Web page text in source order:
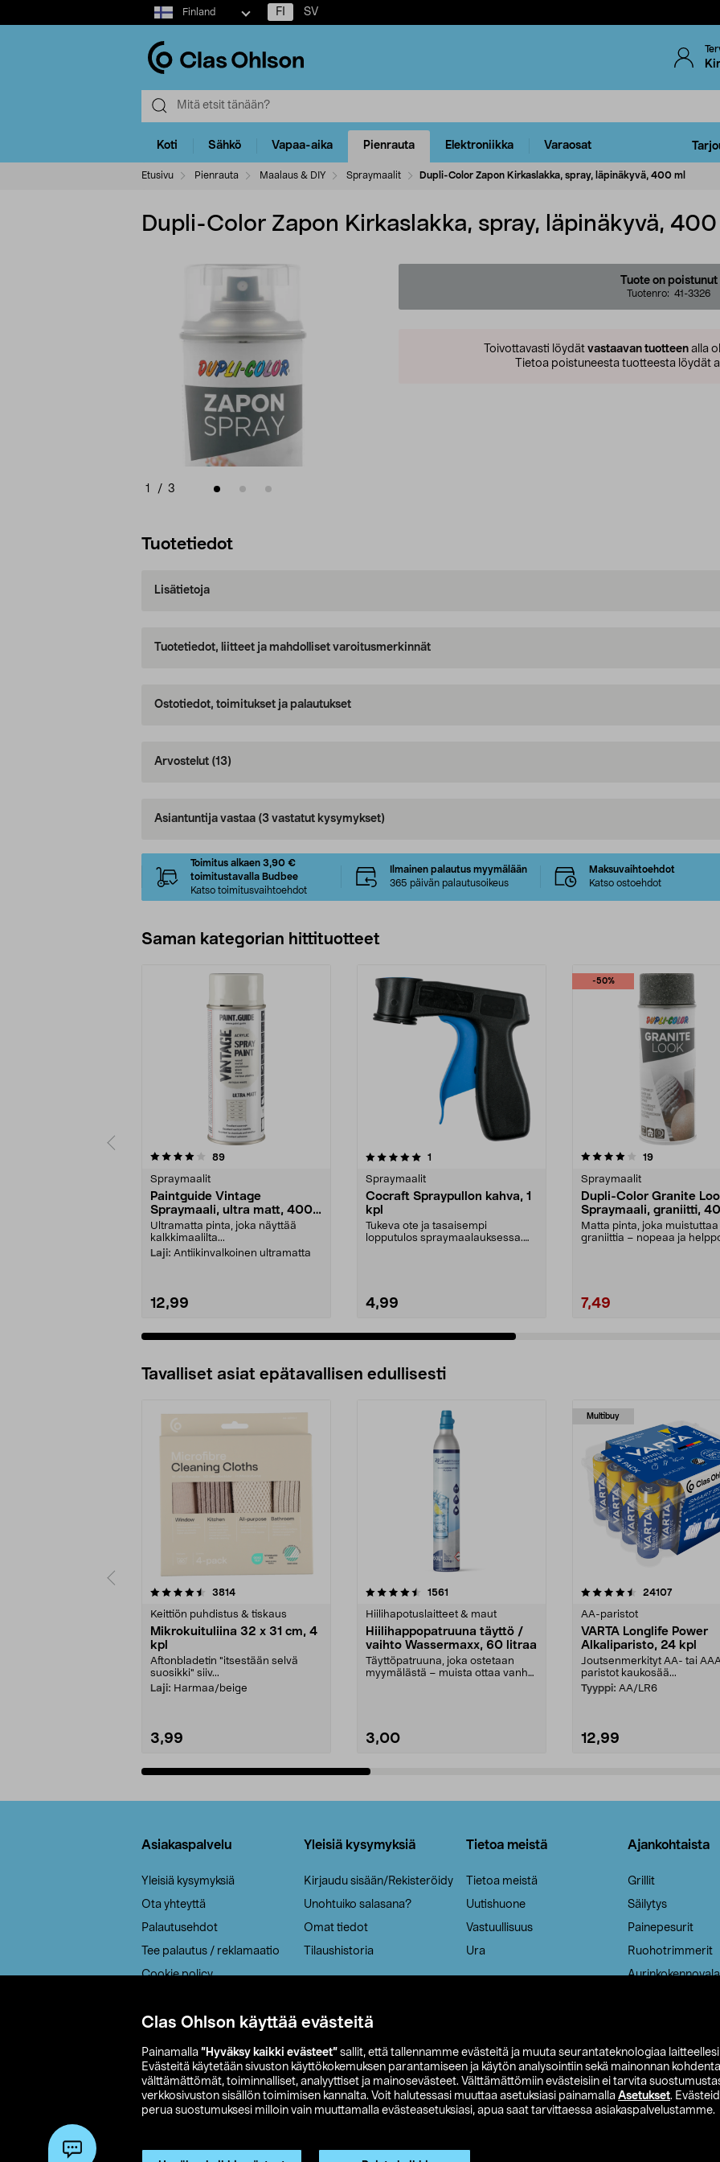
Clas Ohlson käyttää evästeitä
Painamalla ”Hyväksy kaikki evästeet” sallit, että tallennamme evästeitä ja muuta seurantateknologiaa laitteellesi
Evästeitä käytetään sivuston käyttökokemuksen parantamiseen ja käytön analysointiin sekä mainonnan
välttämättömät, toiminnalliset, analyyttiset ja mainosevästeet. Välttämättömiin evästeisiin ei tarvita
verkkosivuston sisällön toimimisen kannalta. Voit halutessasi muuttaa asetuksiasi painamalla Asetukset.
perua suostumuksesi milloin vain muuttamalla evästeasetuksiasi, apua saat tarvittaessa asiakaspalvelustamme.
Select
market
Finland FI SV
Koti Sähkö Vapaa-aika Pienrauta Elektroniikka Varaosat
Etusivu Pienrauta Maalaus & DIY Spraymaalit Dupli-Color Zapon Kirkaslakka, spray, läpinäkyvä, 400 ml
Dupli-Color Zapon Kirkaslakka, spray, läpinäkyvä, 400
1 / 3
Tuote on poistunut
Tuotenro: 41-3326
Toivottavasti löydät vastaavan tuotteen alla
Tietoa poistuneesta tuotteesta löydät
Tuotetiedot
Lisätietoja
Tuotetiedot, liitteet ja mahdolliset varoitusmerkinnät
Ostotiedot, toimitukset ja palautukset
Arvostelut (13)
Asiantuntija vastaa (3 vastatut kysymykset)
Toimitus alkaen 3,90 €
toimitustavalla Budbee
Katso toimitusvaihtoehdot
Ilmainen palautus myymälään
365 päivän palautusoikeus
Maksuvaihtoehdot
Katso ostoehdot
Saman kategorian hittituotteet
89arvostelut
Spraymaalit
Paintguide Vintage
Spraymaali, ultra matt, 400
ml
Ultramatta pinta, joka näyttää
kalkkimaalilta...
Laji: Antiikinvalkoinen ultramatta
12,99
5.0 viidestä
1
Spraymaalit
Cocraft Spraypullon kahva, 1
kpl
Tukeva ote ja tasaisempi
lopputulos spraymaalauksessa.
4,99
-50%
4.0 viidestä
19arvostelut
Spraymaalit
Dupli-Color Granite
Spraymaali, graniitti,
Matta pinta, joka muistuttaa
graniittia – nopeaa ja
7,49
4.5 viidestä
Tavalliset asiat epätavallisen edullisesti
3814arvostelut
Keittiön puhdistus & tiskaus
Mikrokuituliina 32 x 31 cm, 4
kpl
Aftonbladetin "itsestään selvä
suosikki" siiv...
Laji: Harmaa/beige
3,99
4.5viidestä
1561
Hiilihapotuslaitteet & maut
Hiilihappopatruuna täyttö /
vaihto Wassermaxx, 60 litraa
Täyttöpatruuna, joka ostetaan
myymälästä – muista ottaa vanha
3,00
Multibuy
4.5viidestä
24107arvostelut
AA-paristot
VARTA Longlife Power
Alkaliparisto, 24 kpl
Joutsenmerkityt AA- tai
paristot kaukosää...
Tyyppi: AA/LR6
12,99
4.5viidestä
Asiakaspalvelu
Yleisiä kysymyksiä
Ota yhteyttä
Palautusehdot
Tee palautus / reklamaatio
Cookie policy
Saavutettavuus
Yleisiä kysymyksiä
Kirjaudu sisään/Rekisteröidy
Unohtuiko salasana?
Omat tiedot
Tilaushistoria
Tietoa meistä
Tietoa meistä
Uutishuone
Vastuullisuus
Ura
Ajankohtaista
Grillit
Säilytys
Painepesurit
Ruohotrimmerit